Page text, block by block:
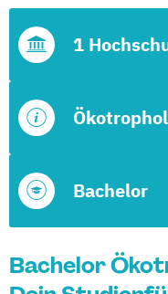
Bachelor
1
Bachelor